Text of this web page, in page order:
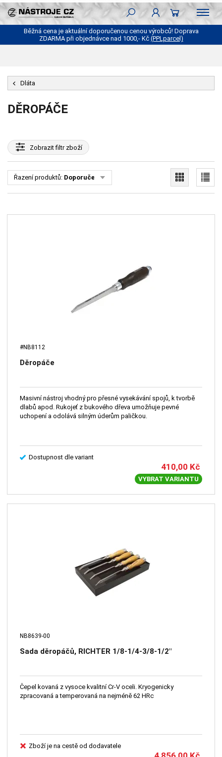
Běžná cena je aktuální doporučenou cenou výrobců! Doprava
ZDARMA při objednávce nad 1000,- Kč (PPLparcel)
Dláta
DĚROPÁČE
Zobrazitfiltr zboží
Řazení produktů: Doporučené
#NB8112
Děropáče
Masivní nástroj vhodný pro přesné vysekávání spojů, k tvorbě
dlabů apod. Rukojeť z bukového dřeva umožňuje pevné
uchopení a odolává silným úderům paličkou.
Dostupnost dle variant
410,00 Kč
VYBRAT VARIANTU
NB8639-00
Sada děropáčů, RICHTER 1/8-1/4-3/8-1/2"
Čepel kovaná z vysoce kvalitní Cr-V oceli. Kryogenicky
zpracovaná a temperovaná na nejméně 62 HRc
Zboží je na cestě od dodavatele